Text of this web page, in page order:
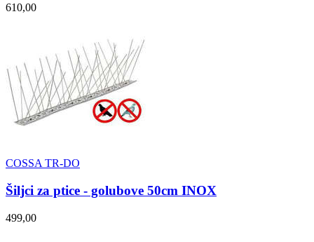
610,00
COSSA TR-DO
Šiljci za ptice - golubove 50cm INOX
499,00